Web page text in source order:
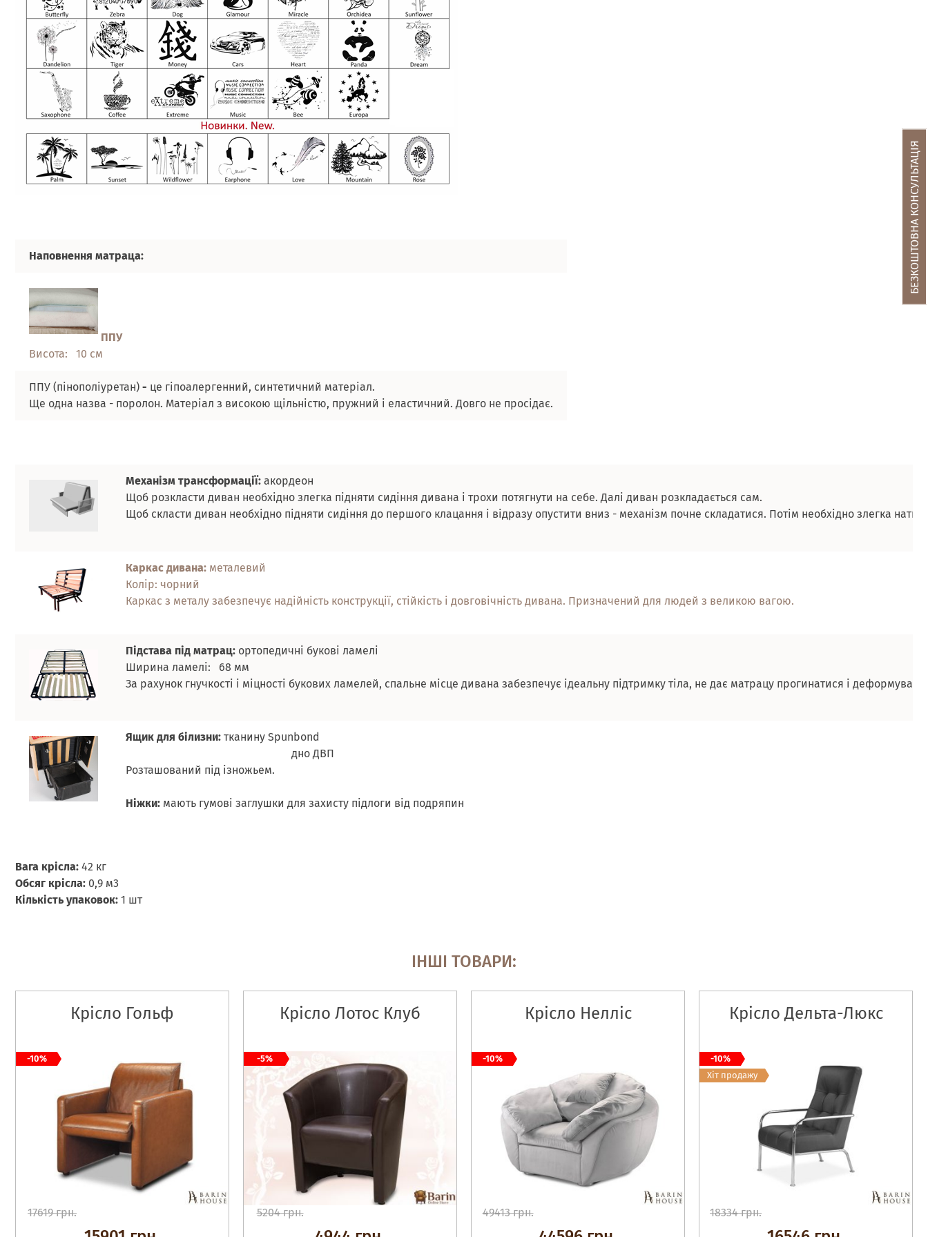
Наповнення матраца:
ППУ
Висота:
10 см
ППУ (пінополіуретан) - це гіпоалергенний, синтетичний матеріал.
Ще одна назва - поролон. Матеріал з високою щільністю, пружний і еластичний. Довго не просідає.
Механізм трансформації: акордеон
Щоб розкласти диван необхідно злегка підняти сидіння дивана і трохи потягнути на себе. Далі диван розкладається сам.
Щоб скласти диван необхідно підняти сидіння до першого клацання і відразу опустити вниз - механізм почне складатися. Потім необхідно злегка
Каркас дивана: металевий
Колір: чорний
Каркас з металу забезпечує надійність конструкції, стійкість і довговічність дивана. Призначений для людей з великою вагою.
Підстава під матрац: ортопедичні букові ламелі
Ширина ламелі:
68 мм
За рахунок гнучкості і міцності букових ламелей, спальне місце дивана забезпечує ідеальну підтримку тіла, не дає матрацу прогинатися і
Ящик для білизни: тканину Spunbond
дно ДВП
Розташований під ізножьем.
Ніжки: мають гумові заглушки для захисту підлоги від подряпин
Вага крісла: 42 кг
Обсяг крісла: 0,9 м3
Кількість упаковок: 1 шт
ІНШІ ТОВАРИ:
Крісло Гольф
17619 грн.
-10%
Крісло Лотос Клуб
5204 грн.
-5%
Крісло Нелліс
49413 грн.
-10%
Крісло Дельта-Люкс
18334 грн.
-10%
Хіт продажу
БЕЗКОШТОВНА КОНСУЛЬТАЦІЯ